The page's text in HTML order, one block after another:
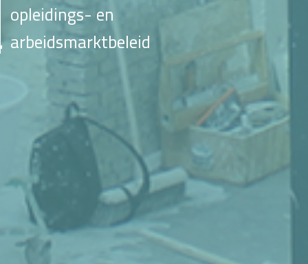
opleidings- en
arbeidsmarktbeleid